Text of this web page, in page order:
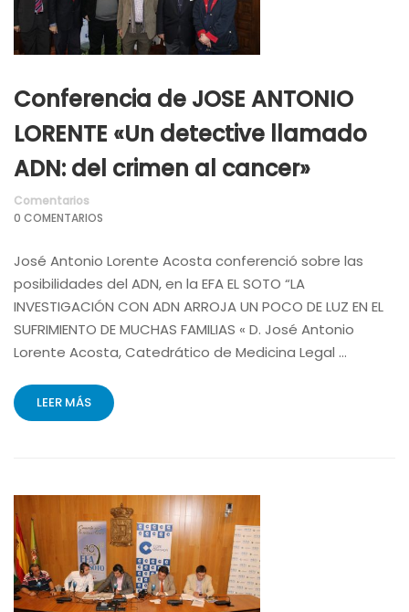
Conferencia de JOSE ANTONIO
LORENTE «Un detective llamado
ADN: del crimen al cancer»
Comentarios
0 COMENTARIOS
José Antonio Lorente Acosta conferenció sobre las
posibilidades del ADN, en la EFA EL SOTO “LA
INVESTIGACIÓN CON ADN ARROJA UN POCO DE LUZ EN EL
SUFRIMIENTO DE MUCHAS FAMILIAS « D. José Antonio
Lorente Acosta, Catedrático de Medicina Legal …
LEER MÁS